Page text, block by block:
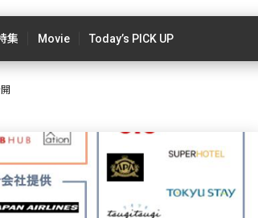
集 Movie Today’s PICK UP